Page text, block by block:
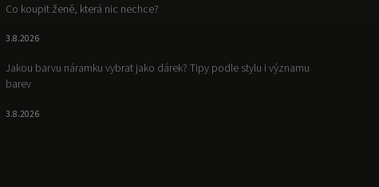
Co koupit ženě, která nic nechce?
3.8.2026
Jakou barvu náramku vybrat jako dárek? Tipy podle stylu i významu
barev
3.8.2026